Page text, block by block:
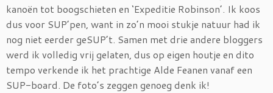
kanoën tot boogschieten en ‘Expeditie Robinson’. Ik koos
dus voor SUP’pen, want in zo’n mooi stukje natuur had ik
nog niet eerder geSUP’t. Samen met drie andere bloggers
werd ik volledig vrij gelaten, dus op eigen houtje en dito
tempo verkende ik het prachtige Alde Feanen vanaf een
SUP-board. De foto’s zeggen genoeg denk ik!